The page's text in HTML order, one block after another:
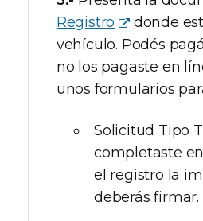
Registro
donde
vehículo. Podés
no los pagaste en
unos formularios
Solicitud Tipo
completaste
el registro la
deberás firmar.